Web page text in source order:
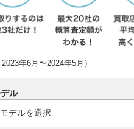
年6月〜2024年5月）
ル